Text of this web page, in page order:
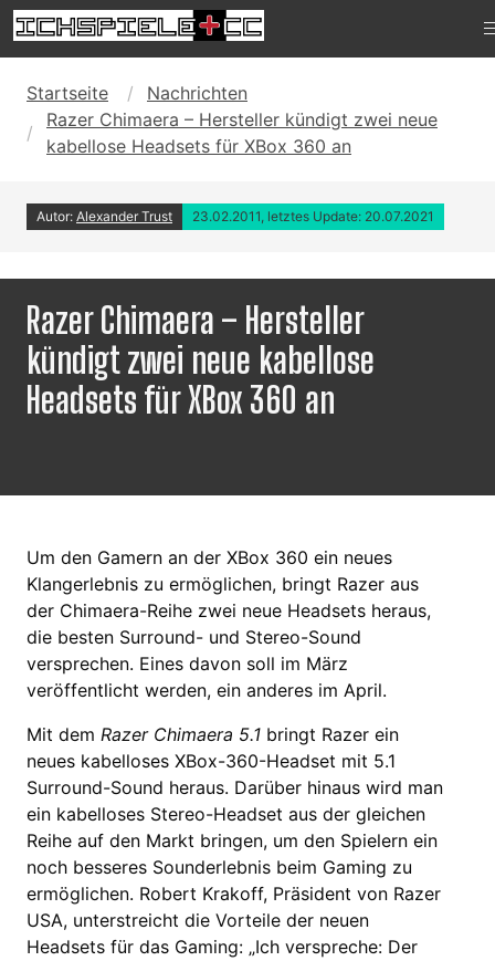
Startseite
Nachrichten
Razer Chimaera – Hersteller kündigt zwei neue
kabellose Headsets für XBox 360 an
Autor: Alexander Trust 23.02.2011, letztes Update: 20.07.2021
Razer Chimaera – Hersteller
kündigt zwei neue kabellose
Headsets für XBox 360 an
Um den Gamern an der XBox 360 ein neues
Klangerlebnis zu ermöglichen, bringt Razer aus
der Chimaera-Reihe zwei neue Headsets heraus,
die besten Surround- und Stereo-Sound
versprechen. Eines davon soll im März
veröffentlicht werden, ein anderes im April.
Mit dem Razer Chimaera 5.1 bringt Razer ein
neues kabelloses XBox-360-Headset mit 5.1
Surround-Sound heraus. Darüber hinaus wird man
ein kabelloses Stereo-Headset aus der gleichen
Reihe auf den Markt bringen, um den Spielern ein
noch besseres Sounderlebnis beim Gaming zu
ermöglichen. Robert Krakoff, Präsident von Razer
USA, unterstreicht die Vorteile der neuen
Headsets für das Gaming: „Ich verspreche: Der